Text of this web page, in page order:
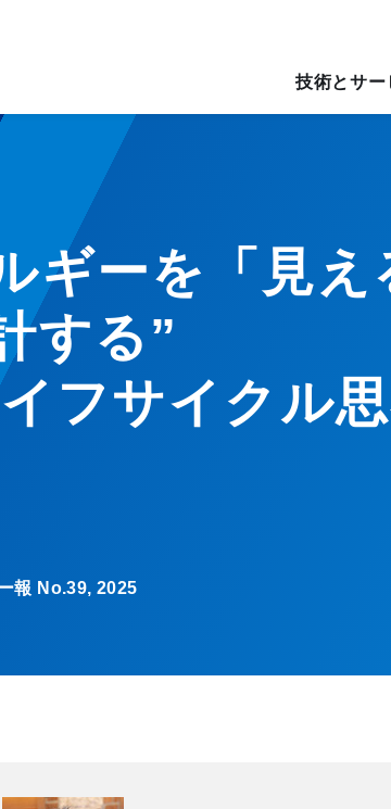
技術とサー
ギーを「見え
する”
フサイクル思
報 No.39, 2025